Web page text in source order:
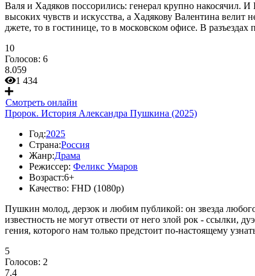
Валя и Хадяков поссорились: генерал крупно накосячил.
высоких чувств и искусства, а Хадякову Валентина велит
джете, то в гостинице, то в московском офисе. В
10
Голосов: 6
8.059
1 434
Смотреть онлайн
Пророк. История Александра Пушкина (2025)
Год:2025
Страна:Россия
Жанр:Драма
Режиссер: Феликс Умаров
Возраст:6+
Качество: FHD (1080p)
Пушкин молод, дерзок и любим публикой: он звезда
известность не могут отвести от него злой рок - ссылки,
гения, которого нам только предстоит по-настоящему
5
Голосов: 2
7.4